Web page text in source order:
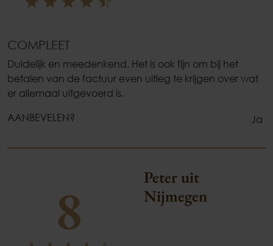
COMPLEET
Duidelijk en meedenkend. Het is ook fijn om bij het
betalen van de factuur even uitleg te krijgen over wat
er allemaal uitgevoerd is.
AANBEVELEN?
Ja
8
Peter uit
Nijmegen